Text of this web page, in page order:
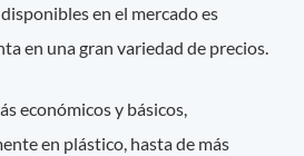
en el mercado es
en una gran variedad de precios.
económicos y básicos,
en plástico, hasta de más